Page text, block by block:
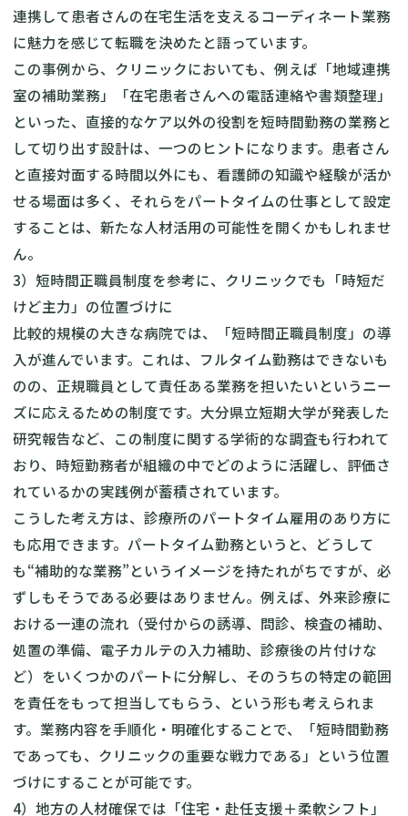
連携して患者さんの在宅生活を支えるコーディネート業務
に魅力を感じて転職を決めたと語っています。
この事例から、クリニックにおいても、例えば「地域連携
室の補助業務」「在宅患者さんへの電話連絡や書類整理」
といった、直接的なケア以外の役割を短時間勤務の業務と
して切り出す設計は、一つのヒントになります。患者さん
と直接対面する時間以外にも、看護師の知識や経験が活か
せる場面は多く、それらをパートタイムの仕事として設定
することは、新たな人材活用の可能性を開くかもしれませ
ん。
3）短時間正職員制度を参考に、クリニックでも「時短だ
けど主力」の位置づけに
比較的規模の大きな病院では、「短時間正職員制度」の導
入が進んでいます。これは、フルタイム勤務はできないも
のの、正規職員として責任ある業務を担いたいというニー
ズに応えるための制度です。大分県立短期大学が発表した
研究報告など、この制度に関する学術的な調査も行われて
おり、時短勤務者が組織の中でどのように活躍し、評価さ
れているかの実践例が蓄積されています。
こうした考え方は、診療所のパートタイム雇用のあり方に
も応用できます。パートタイム勤務というと、どうして
も“補助的な業務”というイメージを持たれがちですが、必
ずしもそうである必要はありません。例えば、外来診療に
おける一連の流れ（受付からの誘導、問診、検査の補助、
処置の準備、電子カルテの入力補助、診療後の片付けな
ど）をいくつかのパートに分解し、そのうちの特定の範囲
を責任をもって担当してもらう、という形も考えられま
す。業務内容を手順化・明確化することで、「短時間勤務
であっても、クリニックの重要な戦力である」という位置
づけにすることが可能です。
4）地方の人材確保では「住宅・赴任支援＋柔軟シフト」